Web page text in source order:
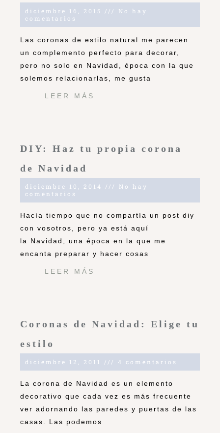
diciembre 16, 2015
No hay
comentarios
Las coronas de estilo natural me parecen
un complemento perfecto para decorar,
pero no solo en Navidad, época con la que
solemos relacionarlas, me gusta
LEER MÁS
DIY: Haz tu propia corona
de Navidad
diciembre 10, 2014
No hay
comentarios
Hacía tiempo que no compartía un post diy
con vosotros, pero ya está aquí
la Navidad, una época en la que me
encanta preparar y hacer cosas
LEER MÁS
Coronas de Navidad: Elige tu
estilo
diciembre 12, 2011 4 comentarios
La corona de Navidad es un elemento
decorativo que cada vez es más frecuente
ver adornando las paredes y puertas de las
casas. Las podemos